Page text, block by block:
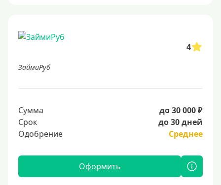
4
ЗаймиРуб
Сумма
до 30 000 ₽
Срок
до 30 дней
Одобрение
Среднее
Оформить